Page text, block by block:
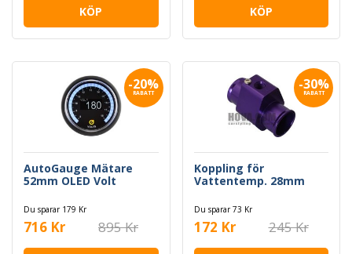
KÖP KÖP
-20%
RABATT
AutoGauge Mätare
52mm OLED Volt
Du sparar 179 Kr
716 Kr 895 Kr
-30%
RABATT
Koppling för
Vattentemp. 28mm
Du sparar 73 Kr
172 Kr 245 Kr